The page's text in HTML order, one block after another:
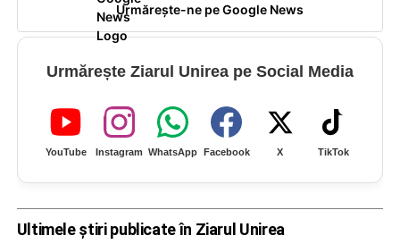
Urmărește-ne pe Google News
Urmărește Ziarul Unirea pe Social Media
YouTube Instagram WhatsApp Facebook X TikTok
Ultimele știri publicate în Ziarul Unirea